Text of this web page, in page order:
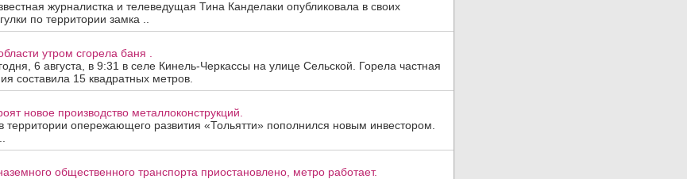
журналистка и телеведущая Тина Канделаки опубликовала в своих
по территории замка ..
утром сгорела баня .
6 августа, в 9:31 в селе Кинель-Черкассы на улице Сельской. Горела частная
составила 15 квадратных метров.
новое производство металлоконструкций.
территории опережающего развития «Тольятти» пополнился новым инвестором.
общественного транспорта приостановлено, метро работает.